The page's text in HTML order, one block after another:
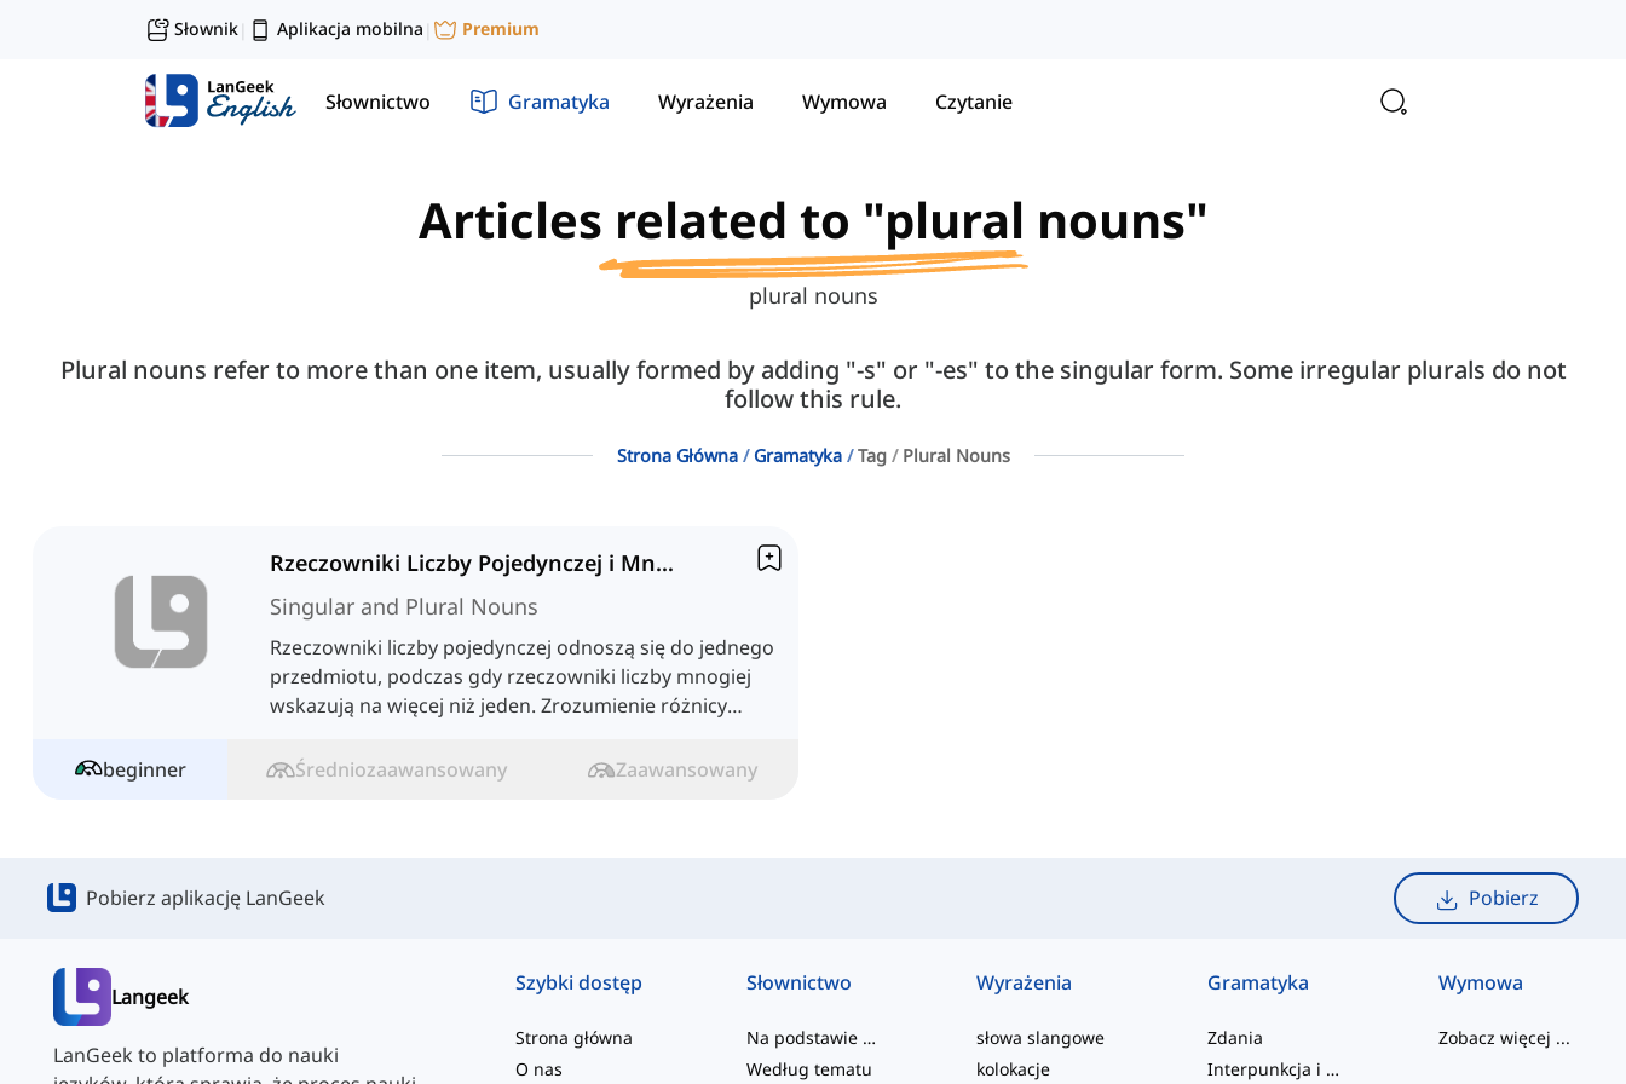
Słownik| Aplikacja mobilna | Premium
Słownictwo Gramatyka Wyrażenia Wymowa Czytanie
Articles related to "plural nouns"
plural nouns
Plural nouns refer to more than one item, usually formed by adding "-s" or "-es" to the singular form. Some irregular plurals do not
follow this rule.
Strona Główna Gramatyka Tag Plural Nouns
Rzeczowniki Liczby Pojedynczej i Mnogiej
Singular and Plural Nouns
Rzeczowniki liczby pojedynczej odnoszą się do jednego
przedmiotu, podczas gdy rzeczowniki liczby mnogiej
wskazują na więcej niż jeden. Zrozumienie różnicy
przestrzeganiu zgody gramatycznej.
beginner Średniozaawansowany Zaawansowany
Pobierz aplikację LanGeek Pobierz
Langeek
LanGeek to platforma do nauki
Szybki dostęp
Strona główna
O nas
Słownictwo
Na podstawie poziomu
Według tematu
Wyrażenia
słowa slangowe
kolokacje
Gramatyka
Zdania
Interpunkcja i Ortografia
Wymowa
Zobacz więcej ...